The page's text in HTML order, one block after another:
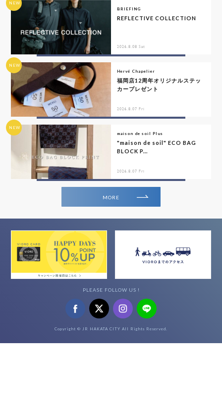
NEW
BRIEFING
REFLECTIVE COLLECTION
2026.8.08 Sat
NEW
Hervé Chapelier
福岡店12周年オリジナルステッ
カープレゼント
2026.8.07 Fri
NEW
maison de soil Plus
"maison de soil" ECO BAG
BLOCK P...
2026.8.07 Fri
MORE
PLEASE FOLLOW US !
Copyright © JR HAKATA CITY All Rights Reserved.